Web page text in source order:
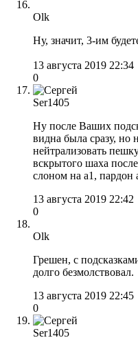
Olk
Ну, значит, 3-им
13 августа 2019 22:34
0
Ser1405
Ну после Ваших
видна была сразу, но
нейтрализовать
вскрытого шаха
слоном на а1, пардон
13 августа 2019 22:42
0
Olk
Грешен, с
долго безмолствовал.
13 августа 2019 22:45
0
Ser1405